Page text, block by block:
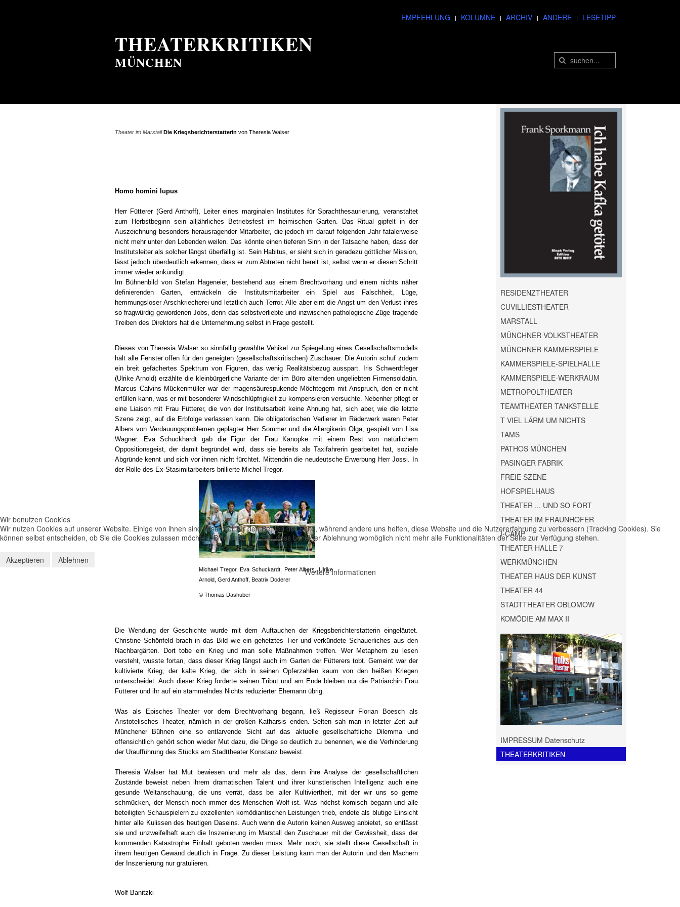
EMPFEHLUNG KOLUMNE ARCHIV ANDERE LESETIPP
THEATERKRITIKEN
MÜNCHEN
Theater im MarstallDie Kriegsberichterstatterin von Theresia Walser
Homo homini lupus
Herr Fütterer (Gerd Anthoff), Leiter eines marginalen Institutes für Sprachthesaurierung, veranstaltet
zum Herbstbeginn sein alljährliches Betriebsfest im heimischen Garten. Das Ritual gipfelt in der
Auszeichnung besonders herausragender Mitarbeiter, die jedoch im darauf folgenden Jahr fatalerweise
nicht mehr unter den Lebenden weilen. Das könnte einen tieferen Sinn in der Tatsache haben, dass der
Institutsleiter als solcher längst überfällig ist. Sein Habitus, er sieht sich in geradezu göttlicher Mission,
lässt jedoch überdeutlich erkennen, dass er zum Abtreten nicht bereit ist, selbst wenn er diesen Schritt
immer wieder ankündigt.
Im Bühnenbild von Stefan Hageneier, bestehend aus einem Brechtvorhang und einem nichts näher
definierenden Garten, entwickeln die Institutsmitarbeiter ein Spiel aus Falschheit, Lüge,
hemmungsloser Arschkriecherei und letztlich auch Terror. Alle aber eint die Angst um den Verlust ihres
so fragwürdig gewordenen Jobs, denn das selbstverliebte und inzwischen pathologische Züge tragende
Treiben des Direktors hat die Unternehmung selbst in Frage gestellt.
Dieses von Theresia Walser so sinnfällig gewählte Vehikel zur Spiegelung eines Gesellschaftsmodells
hält alle Fenster offen für den geneigten (gesellschaftskritischen) Zuschauer. Die Autorin schuf zudem
ein breit gefächertes Spektrum von Figuren, das wenig Realitätsbezug ausspart. Iris Schwerdtfeger
(Ulrike Arnold) erzählte die kleinbürgerliche Variante der im Büro alternden ungeliebten Firmensoldatin.
Marcus Calvins Mückenmüller war der magensäurespukende Möchtegern mit Anspruch, den er nicht
erfüllen kann, was er mit besonderer Windschlüpfrigkeit zu kompensieren versuchte. Nebenher pflegt er
eine Liaison mit Frau Fütterer, die von der Institutsarbeit keine Ahnung hat, sich aber, wie die letzte
Szene zeigt, auf die Erbfolge verlassen kann. Die obligatorischen Verlierer im Räderwerk waren Peter
Albers von Verdauungsproblemen geplagter Herr Sommer und die Allergikerin Olga, gespielt von Lisa
Wagner. Eva Schuckhardt gab die Figur der Frau Kanopke mit einem Rest von natürlichem
Oppositionsgeist, der damit begründet wird, dass sie bereits als Taxifahrerin gearbeitet hat, soziale
Abgründe kennt und sich vor ihnen nicht fürchtet. Mittendrin die neudeutsche Erwerbung Herr Jossi. In
der Rolle des Ex-Stasimitarbeiters brillierte Michel Tregor.
Michael Tregor, Eva Schuckardt, Peter Albers, Ulrike
Arnold, Gerd Anthoff, Beatrix Doderer
© Thomas Dashuber
Die Wendung der Geschichte wurde mit dem Auftauchen der Kriegsberichterstatterin eingeläutet.
Christine Schönfeld brach in das Bild wie ein gehetztes Tier und verkündete Schauerliches aus den
Nachbargärten. Dort tobe ein Krieg und man solle Maßnahmen treffen. Wer Metaphern zu lesen
versteht, wusste fortan, dass dieser Krieg längst auch im Garten der Fütterers tobt. Gemeint war der
kultivierte Krieg, der kalte Krieg, der sich in seinen Opferzahlen kaum von den heißen Kriegen
unterscheidet. Auch dieser Krieg forderte seinen Tribut und am Ende bleiben nur die Patriarchin Frau
Fütterer und ihr auf ein stammelndes Nichts reduzierter Ehemann übrig.
Was als Episches Theater vor dem Brechtvorhang begann, ließ Regisseur Florian Boesch als
Aristotelisches Theater, nämlich in der großen Katharsis enden. Selten sah man in letzter Zeit auf
Münchener Bühnen eine so entlarvende Sicht auf das aktuelle gesellschaftliche Dilemma und
offensichtlich gehört schon wieder Mut dazu, die Dinge so deutlich zu benennen, wie die Verhinderung
der Uraufführung des Stücks am Stadttheater Konstanz beweist.
Theresia Walser hat Mut bewiesen und mehr als das, denn ihre Analyse der gesellschaftlichen
Zustände beweist neben ihrem dramatischen Talent und ihrer künstlerischen Intelligenz auch eine
gesunde Weltanschauung, die uns verrät, dass bei aller Kultiviertheit, mit der wir uns so gerne
schmücken, der Mensch noch immer des Menschen Wolf ist. Was höchst komisch begann und alle
beteiligten Schauspielern zu exzellenten komödiantischen Leistungen trieb, endete als blutige Einsicht
hinter alle Kulissen des heutigen Daseins. Auch wenn die Autorin keinen Ausweg anbietet, so entlässt
sie und unzweifelhaft auch die Inszenierung im Marstall den Zuschauer mit der Gewissheit, dass der
kommenden Katastrophe Einhalt geboten werden muss. Mehr noch, sie stellt diese Gesellschaft in
ihrem heutigen Gewand deutlich in Frage. Zu dieser Leistung kann man der Autorin und den Machern
der Inszenierung nur gratulieren.
Wolf Banitzki
RESIDENZTHEATER
CUVILLIESTHEATER
MARSTALL
MÜNCHNER VOLKSTHEATER
MÜNCHNER KAMMERSPIELE
KAMMERSPIELE-SPIELHALLE
KAMMERSPIELE-WERKRAUM
METROPOLTHEATER
TEAMTHEATER TANKSTELLE
T VIEL LÄRM UM NICHTS
TAMS
PATHOS MÜNCHEN
PASINGER FABRIK
FREIE SZENE
HOFSPIELHAUS
THEATER ... UND SO FORT
THEATER IM FRAUNHOFER
I-CAMP
THEATER HALLE 7
WERKMÜNCHEN
THEATER HAUS DER KUNST
THEATER 44
STADTTHEATER OBLOMOW
KOMÖDIE AM MAX II
IMPRESSUM Datenschutz
THEATERKRITIKEN
Wir benutzen Cookies
Wir nutzen Cookies auf unserer Website. Einige von ihnen sind essenziell für den Betrieb der Seite, während andere uns helfen, diese Website und die Nutzererfahrung zu verbessern (Tracking Cookies). Sie
können selbst entscheiden, ob Sie die Cookies zulassen möchten. Bitte beachten Sie, dass bei einer Ablehnung womöglich nicht mehr alle Funktionalitäten der Seite zur Verfügung stehen.
Akzeptieren
Ablehnen
Weitere Informationen